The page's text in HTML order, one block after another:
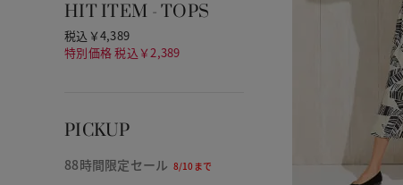
HIT ITEM - TOPS
税込￥4,389
特別価格 税込￥2,389
PICKUP
88時間限定セール 8/10まで